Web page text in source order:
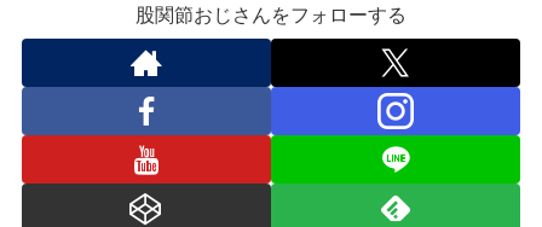
股関節おじさんをフォローする